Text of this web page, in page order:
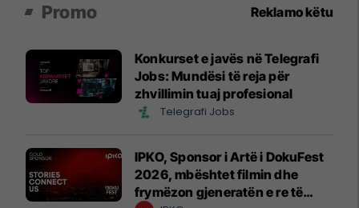
Promo Reklamo këtu
Konkurset e javës në Telegrafi
Jobs: Mundësi të reja për
zhvillimin tuaj profesional
Telegrafi Jobs
IPKO, Sponsor i Artë i DokuFest
2026, mbështet filmin dhe
frymëzon gjeneratën e re të